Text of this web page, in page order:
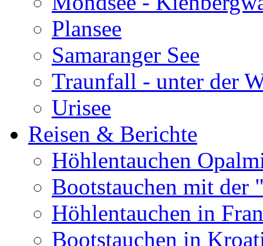
Plansee
Samaranger See
Traunfall - unter der
Urisee
Reisen & Berichte
Höhlentauchen
Bootstauchen mit
Höhlentauchen in
Bootstauchen in